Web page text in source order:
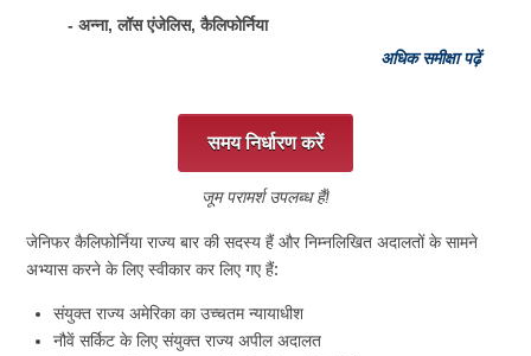
- अन्ना, लॉस एंजेलिस, कैलिफोर्निया
अधिक समीक्षा पढ़ें
समय निर्धारण करें
जूम परामर्श उपलब्ध हैं!
जेनिफर कैलिफोर्निया राज्य बार की सदस्य हैं और निम्नलिखित अदालतों के सामने
अभ्यास करने के लिए स्वीकार कर लिए गए हैं:
संयुक्त राज्य अमेरिका का उच्चतम न्यायाधीश
नौवें सर्किट के लिए संयुक्त राज्य अपील अदालत